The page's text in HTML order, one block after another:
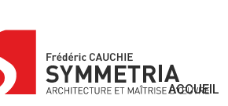
ACCUEIL